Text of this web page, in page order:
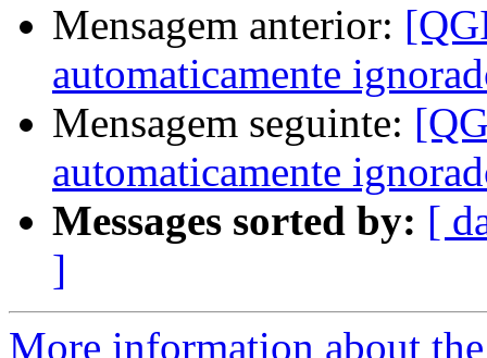
Mensagem anterior:
automaticamente
Mensagem seguinte:
automaticamente
Messages sorted by: [
]
More information about